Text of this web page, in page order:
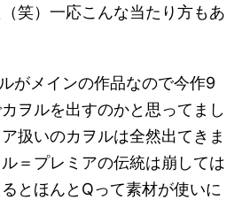
笑）一応こんな当たり方もあ
がメインの作品なので今作9
ヲルを出すのかと思ってまし
扱いのカヲルは全然出てきま
＝プレミアの伝統は崩しては
とほんとQって素材が使いに